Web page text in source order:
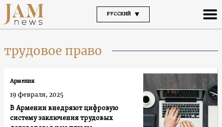
РУССКИЙ
трудовое право
В Армении внедряют цифровую
систему заключения трудовых
Армения
19 февраля, 2025